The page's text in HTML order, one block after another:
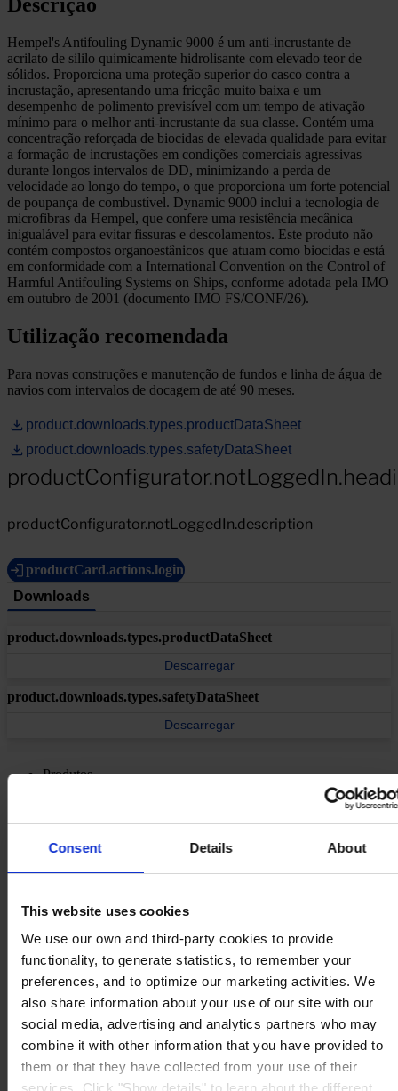
Consent Details About
This website uses cookies
We use our own and third-party cookies to provide
functionality, to generate statistics, to remember your
preferences, and to optimize our marketing activities. We
also share information about your use of our site with our
social media, advertising and analytics partners who may
combine it with other information that you have provided to
them or that they have collected from your use of their
services. Click "Show details" to learn about the different
Hempel's Antifouling Dynamic 9000 é um anti-incrustante de
acrilato de sililo quimicamente hidrolisante com elevado teor de
sólidos. Proporciona uma proteção superior do casco contra a
incrustação, apresentando uma fricção muito baixa e um
desempenho de polimento previsível com um tempo de ativação
mínimo para o melhor anti-incrustante da sua classe. Contém uma
concentração reforçada de biocidas de elevada qualidade para evitar
a formação de incrustações em condições comerciais agressivas
durante longos intervalos de DD, minimizando a perda de
velocidade ao longo do tempo, o que proporciona um forte potencial
de poupança de combustível. Dynamic 9000 inclui a tecnologia de
microfibras da Hempel, que confere uma resistência mecânica
inigualável para evitar fissuras e descolamentos. Este produto não
contém compostos organoestânicos que atuam como biocidas e está
em conformidade com a International Convention on the Control of
Harmful Antifouling Systems on Ships, conforme adotada pela IMO
em outubro de 2001 (documento IMO FS/CONF/26).
Utilização recomendada
Para novas construções e manutenção de fundos e linha de água de
navios com intervalos de docagem de até 90 meses.
product.downloads.types.productDataSheet
product.downloads.types.safetyDataSheet
productConfigurator.notLoggedIn.description
productCard.actions.login
Downloads
product.downloads.types.productDataSheet
Descarregar
product.downloads.types.safetyDataSheet
Descarregar
Produtos
Centro de conhecimento
ESCRITÓRIO
Hempel (Portugal) S.A.
Vale de Cantadores
2954-002 Palmela
Portugal
CONTACTE-NOS
Tel:+351 212 352 326
Fax: +351 212 352 292
Mail:
sales-pt@hempel.com